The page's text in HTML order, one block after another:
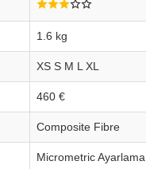
1.6 kg
XS S M L XL
460 €
Composite Fibre
Micrometric Ayarlama